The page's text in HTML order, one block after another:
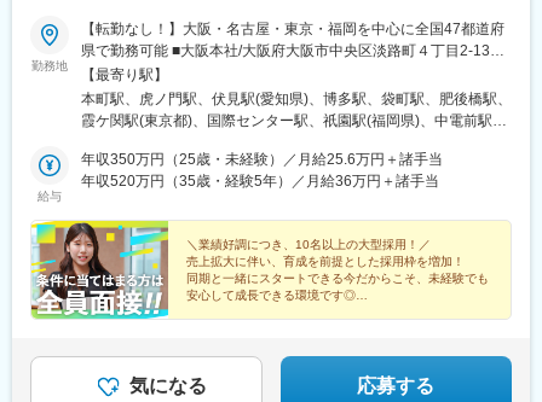
勤務地
【転勤なし！】大阪・名古屋・東京・福岡を中心に全国47都道府
県で勤務可能 ■大阪本社/大阪府大阪市中央区淡路町４丁目2-13■
東京支社/東京都千代田区霞が関1-4-2 ■名古屋支社/愛知県名古屋
市中区錦1-17-26■福岡支社/福岡県福岡市博多区博多駅前1-15-20
7F■広島支社/広島市中区大手町2丁目8-5 4F◎希望の勤務エリア
国海外各地のプロジェクトに参画可能！・マイカー通勤もプロジ
ェクトにより可 ・直行直帰OK ★引越し代補助制度や家賃補助制
トワークも相談可!!
【最寄り駅】
本町駅、虎ノ門駅、伏見駅(愛知県)、博多駅、袋町駅、肥後橋駅、
霞ケ関駅(東京都)、国際センター駅、祇園駅(福岡県)、中電前駅、
給与
年収350万円（25歳・未経験）／月給25.6万円＋諸手当
年収520万円（35歳・経験5年）／月給36万円＋諸手当
＼業績好調につき、10名以上の大型採用！／
売上拡大に伴い、育成を前提とした採用枠を増加！
同期と一緒にスタートできる今だからこそ、未経験でも
安心して成長できる環境です◎
気になる 応募する